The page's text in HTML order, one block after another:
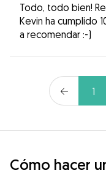
Todo, todo bien!
Kevin ha cumplido
a recomendar :-)
1
Cómo hacer